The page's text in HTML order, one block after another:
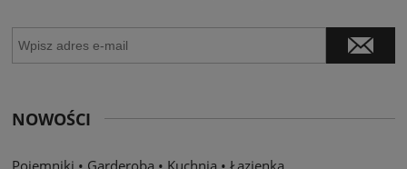
NOWOŚCI
Pojemniki • Garderoba • Kuchnia • Łazienka